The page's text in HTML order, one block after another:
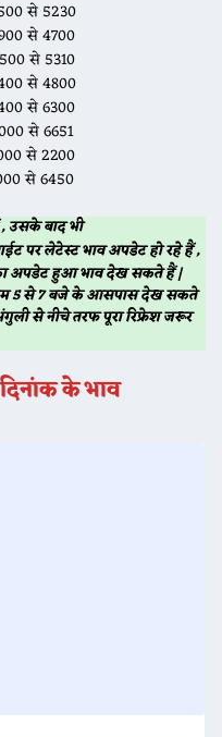
5230
4700
5310
4800
6300
से 6651
2200
6450
उसके बाद भी
पर लेटेस्ट भाव अपडेट हो रहे हैं ,
अपडेट हुआ भाव देख सकते हैं |
5 से 7 बजे के आसपास देख सकते
से नीचे तरफ पूरा रिफ्रेश जरूर
के भाव